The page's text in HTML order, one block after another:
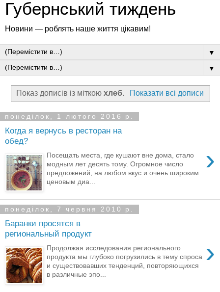
Губернський тиждень
Новини — роблять наше життя цікавим!
▼
▼
Показ дописів із міткоюхлеб. Показати всі дописи
понеділок, 1 лютого 2016 р.
Когда я вернусь в ресторан на
обед?
›
Посещать места, где кушают вне дома, стало
модным лет десять тому. Огромное число
предложений, на любом вкус и очень широким
ценовым диа...
понеділок, 7 червня 2010 р.
Баранки просятся в
региональный продукт
›
Продолжая исследования регионального
продукта мы глубоко погрузились в тему спроса
и существовавших тенденций, повторяющихся
в различные эпо...